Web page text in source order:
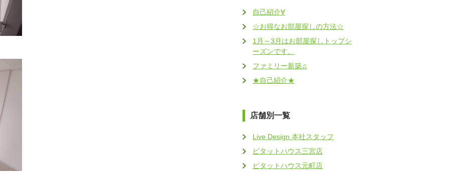
自己紹介∀
☆お得なお部屋探しの方法☆
1月～3月はお部屋探しトップシ
ーズンです。
ファミリー新築♫
★自己紹介★
店舗別一覧
Live Design 本社スタッフ
ピタットハウス三宮店
ピタットハウス元町店